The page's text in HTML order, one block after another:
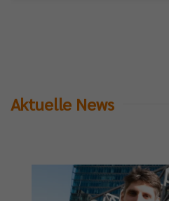
Aktuelle News